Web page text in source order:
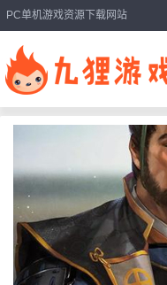
PC单机游戏资源下载网站